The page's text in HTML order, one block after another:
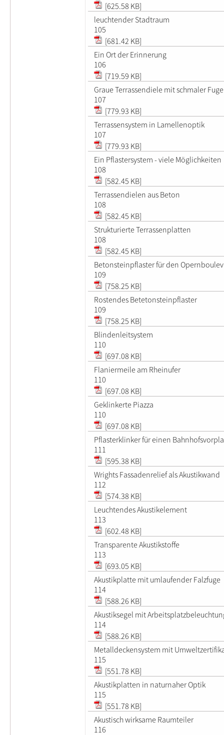
[625.58 KB]
leuchtender Stadtraum
105
[681.42 KB]
Ein Ort der Erinnerung
106
[719.59 KB]
Graue Terrassendiele mit schmaler Fuge
107
[779.93 KB]
Terrassensystem in Lamellenoptik
107
[779.93 KB]
Ein Pflastersystem - viele Möglichkeiten
108
[582.45 KB]
Terrassendielen aus Beton
108
[582.45 KB]
Strukturierte Terrassenplatten
108
[582.45 KB]
Betonsteinpflaster für den
109
[758.25 KB]
Rostendes Betetonsteinpflaster
109
[758.25 KB]
Blindenleitsystem
110
[697.08 KB]
Flaniermeile am Rheinufer
110
[697.08 KB]
Geklinkerte Piazza
110
[697.08 KB]
Pflasterklinker für einen
111
[595.38 KB]
Wrights Fassadenrelief als Akustikwand
112
[574.38 KB]
Leuchtendes Akustikelement
113
[602.48 KB]
Transparente Akustikstoffe
113
[693.05 KB]
Akustikplatte mit umlaufender Falzfuge
114
[588.26 KB]
Akustiksegel mit
114
[588.26 KB]
Metalldeckensystem mit
115
[551.78 KB]
Akustikplatten in naturnaher Optik
115
[551.78 KB]
Akustisch wirksame Raumteiler
116